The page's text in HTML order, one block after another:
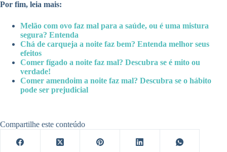
Por fim, leia mais:
Melão com ovo faz mal para a saúde, ou é uma mistura
segura? Entenda
Chá de carqueja a noite faz bem? Entenda melhor seus
efeitos
Comer fígado a noite faz mal? Descubra se é mito ou
verdade!
Comer amendoim a noite faz mal? Descubra se o hábito
pode ser prejudicial
Compartilhe este conteúdo